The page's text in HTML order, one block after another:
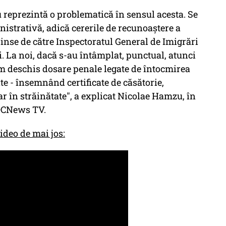
o problematică în sensul acesta. Se
adică cererile de recunoaștere a
de către Inspectoratul General de Imigrări
La noi, dacă s-au întâmplat, punctual, atunci
deschis dosare penale legate de întocmirea
- însemnând certificate de căsătorie,
în străinătate", a explicat Nicolae Hamzu, în
TV.
de mai jos: